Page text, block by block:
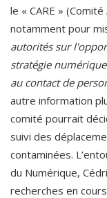
le « CARE »
notamment pour
autorités sur
stratégie
au contact de
autre information
comité pourrait
suivi des
contaminées.
du Numérique,
recherches en